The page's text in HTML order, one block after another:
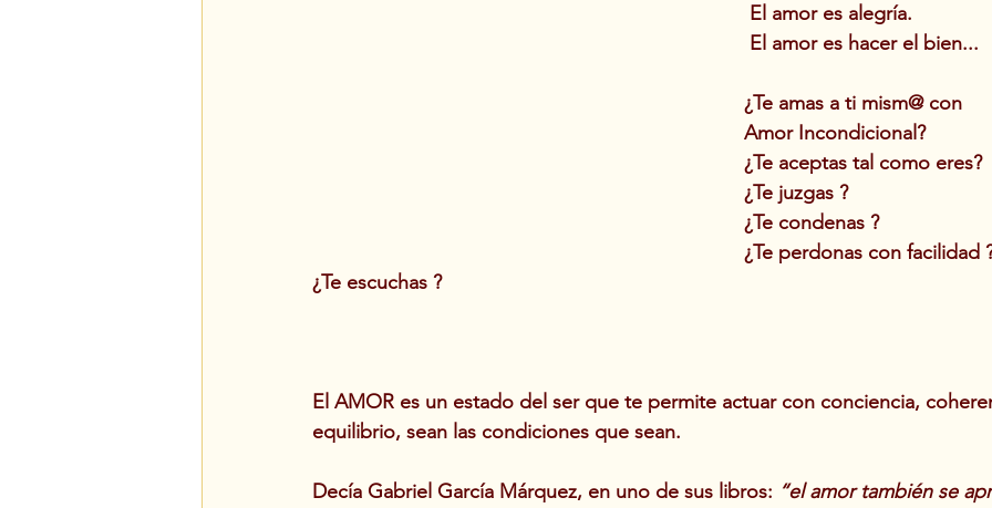
El amor es alegría.
El amor es hacer el bien...
¿Te amas a ti mism@ con
Amor Incondicional?
¿Te aceptas tal como eres?
¿Te juzgas ?
¿Te condenas ?
¿Te perdonas con facilidad
¿Te escuchas ?
El AMOR es un estado del ser que te permite actuar con conciencia,
equilibrio, sean las condiciones que sean.
Decía Gabriel García Márquez, en uno de sus libros: “el amor también se